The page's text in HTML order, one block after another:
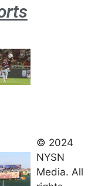
umum
Kejurnas
Panahan
© 2024
NYSN
Media. All